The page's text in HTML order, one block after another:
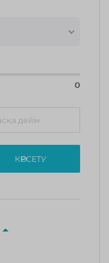
0
КӨРСЕТУ